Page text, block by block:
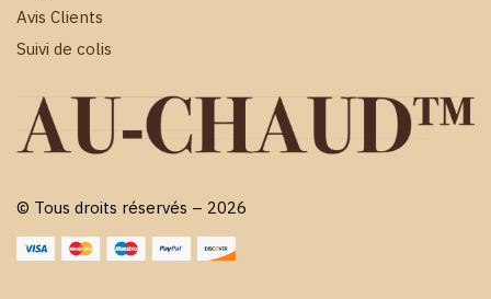
Avis Clients
Suivi de colis
© Tous droits réservés – 2026